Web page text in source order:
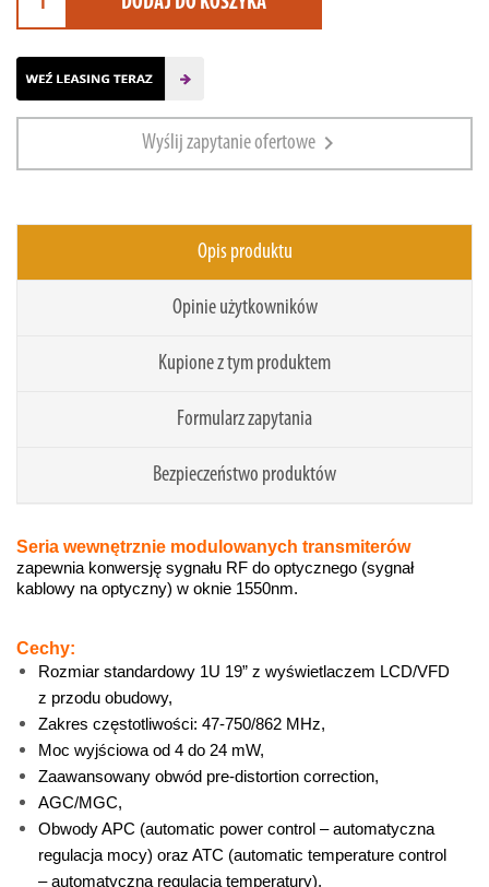
Wyślij zapytanie ofertowe chevron_right
Opis produktu
Opinie użytkowników
Kupione z tym produktem
Formularz zapytania
Bezpieczeństwo produktów
Seria wewnętrznie modulowanych transmiterów
zapewnia konwersję sygnału RF do optycznego (sygnał
kablowy na optyczny) w oknie 1550nm.
Cechy:
Rozmiar standardowy 1U 19” z wyświetlaczem LCD/VFD
z przodu obudowy,
Zakres częstotliwości: 47-750/862 MHz,
Moc wyjściowa od 4 do 24 mW,
Zaawansowany obwód pre-distortion correction,
AGC/MGC,
Obwody APC (automatic power control – automatyczna
regulacja mocy) oraz ATC (automatic temperature control
– automatyczna regulacja temperatury).